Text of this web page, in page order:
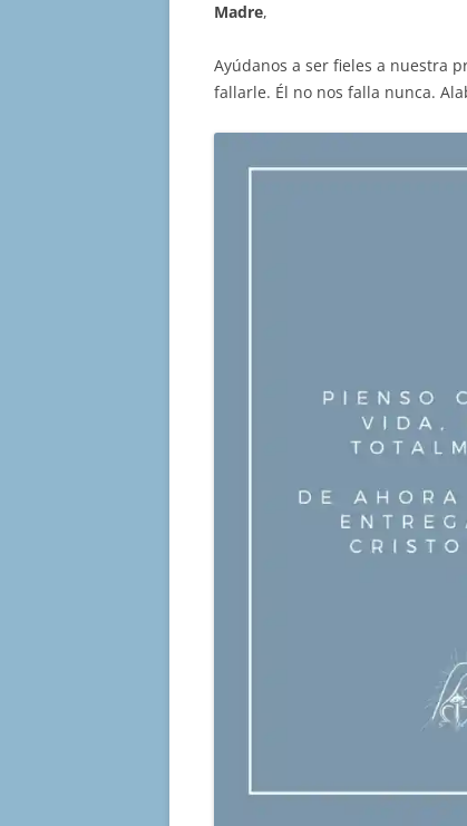
Madre,
Ayúdanos a ser fieles a nuestra
fallarle. Él no nos falla nunca.